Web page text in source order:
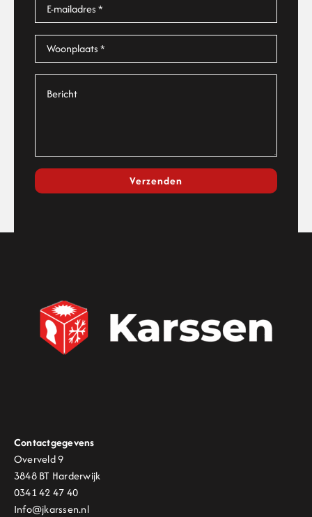
Verzenden
Contactgegevens
Overveld 9
3848 BT Harderwijk
0341 42 47 40
Info@jkarssen.nl